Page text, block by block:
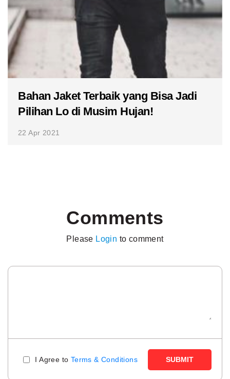
Bahan Jaket Terbaik yang Bisa Jadi
Pilihan Lo di Musim Hujan!
22 Apr 2021
Comments
Please Login to comment
I Agree to Terms & Conditions SUBMIT